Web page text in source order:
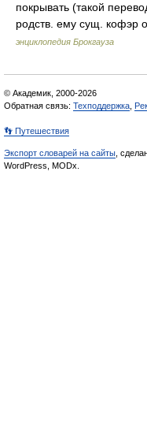
покрывать (такой
родств. ему сущ.
энциклопедия Брокгауза
© Академик, 2000-2026
Обратная связь: Техподдержка
👣 Путешествия
Экспорт словарей на сайты ,
WordPress, MODx.